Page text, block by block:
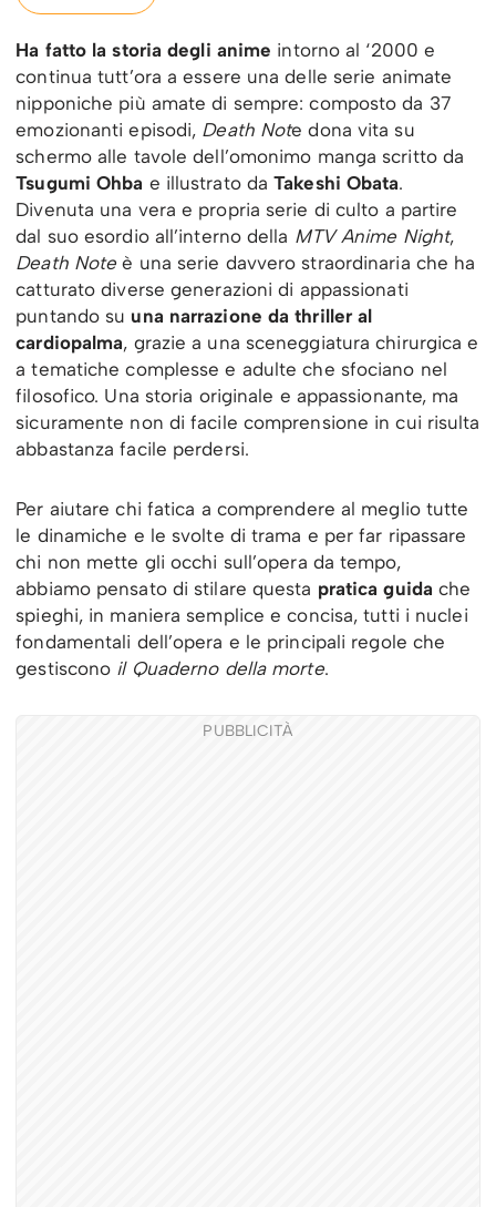
Ha fatto la storia degli anime intorno al ‘2000 e
continua tutt’ora a essere una delle serie animate
nipponiche più amate di sempre: composto da 37
emozionanti episodi, Death Note dona vita su
schermo alle tavole dell’omonimo manga scritto da
Tsugumi Ohba e illustrato daTakeshi Obata.
Divenuta una vera e propria serie di culto a partire
dal suo esordio all’interno della MTV Anime Night,
Death Noteè una serie davvero straordinaria che ha
catturato diverse generazioni di appassionati
puntando su una narrazione da thriller al
cardiopalma, grazie a una sceneggiatura chirurgica e
a tematiche complesse e adulte che sfociano nel
filosofico. Una storia originale e appassionante, ma
sicuramente non di facile comprensione in cui risulta
abbastanza facile perdersi.
Per aiutare chi fatica a comprendere al meglio tutte
le dinamiche e le svolte di trama e per far ripassare
chi non mette gli occhi sull’opera da tempo,
abbiamo pensato di stilare questa pratica guida che
spieghi, in maniera semplice e concisa, tutti i nuclei
fondamentali dell’opera e le principali regole che
gestiscono il Quaderno della morte.
PUBBLICITÀ